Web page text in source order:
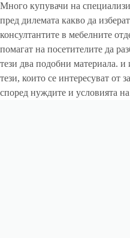
Много купувачи на
пред дилемата какво да
консултантите в мебелните
помагат на посетителите да
тези два подобни материала. и
тези, които се интересуват от
според нуждите и условията